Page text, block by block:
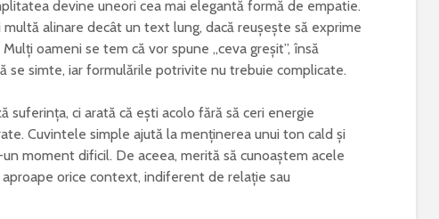
devine uneori cea mai elegantă formă de empatie.
alinare decât un text lung, dacă reușește să exprime
oameni se tem că vor spune „ceva greșit”, însă
se simte, iar formulările potrivite nu trebuie complicate.
suferința, ci arată că ești acolo fără să ceri energie
Cuvintele simple ajută la menținerea unui ton cald și
moment dificil. De aceea, merită să cunoaștem acele
orice context, indiferent de relație sau
poluarea simptomele
alergiilor
există această zi și
care este mesajul
global